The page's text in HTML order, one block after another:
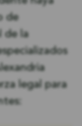
de
de la
legal para